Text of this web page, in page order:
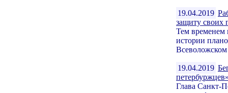
19.04.2019
защиту своих
Тем временем
истории
Всеволожском
19.04.2019
Глава Санкт-